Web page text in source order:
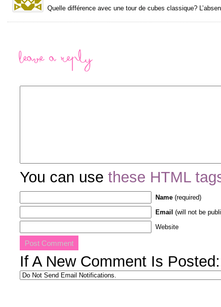
Quelle différence avec une tour de cubes classique?
Leave a Reply
You can use these HTML
Name (required)
Email (will not be
Website
If A New Comment Is Posted: